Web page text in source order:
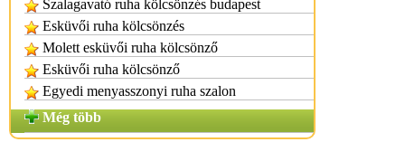
Szalagavató ruha kölcsönzés budapest
Esküvői ruha kölcsönzés
Molett esküvői ruha kölcsönző
Esküvői ruha kölcsönző
Egyedi menyasszonyi ruha szalon
Még több